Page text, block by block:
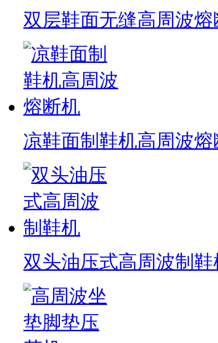
双层鞋面无缝高周波熔
凉鞋面制鞋机高周波熔
双头油压式高周波制鞋